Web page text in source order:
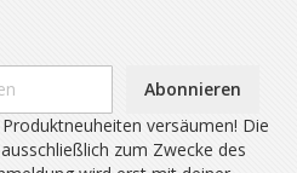
Abonnieren
versäumen! Die
zum Zwecke des